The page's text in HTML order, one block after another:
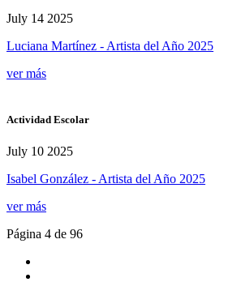
July 14 2025
Luciana Martínez - Artista del Año 2025
ver más
Actividad Escolar
July 10 2025
Isabel González - Artista del Año 2025
ver más
Página 4 de 96